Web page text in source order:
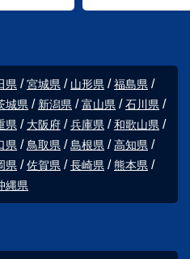
県 宮城県 山形県
福島県
城県 新潟県 富山県
石川県
県 大阪府 兵庫県
和歌山県
県 鳥取県 島根県
高知県
県 佐賀県 長崎県
熊本県
縄県